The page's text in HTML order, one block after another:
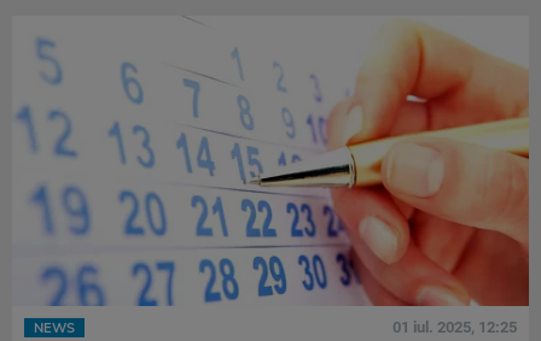
NEWS 01 iul. 2025, 12:25